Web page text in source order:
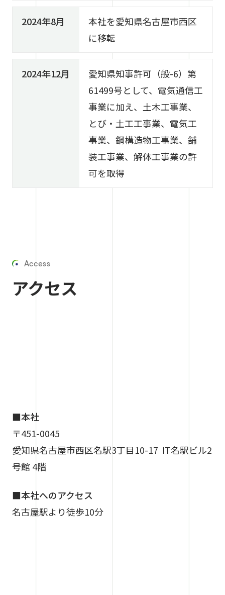
2024年8月
本社を愛知県名古屋市西区
に移転
2024年12月
愛知県知事許可（般-6）第
61499号として、電気通信工
事業に加え、土木工事業、
とび・土工工事業、電気工
事業、鋼構造物工事業、舗
装工事業、解体工事業の許
可を取得
Access
アクセス
■本社
〒451-0045
愛知県名古屋市西区名駅3丁目10-17 IT名駅ビル2
号館 4階
■本社へのアクセス
名古屋駅より徒歩10分